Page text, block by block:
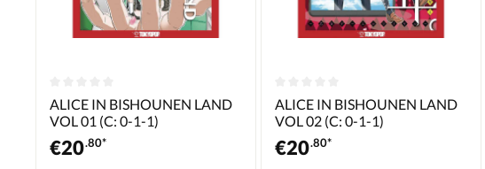
ALICE IN BISHOUNEN LAND
VOL 01 (C: 0-1-1)
€20.80*
ALICE IN BISHOUNEN LAND
VOL 02 (C: 0-1-1)
€20.80*